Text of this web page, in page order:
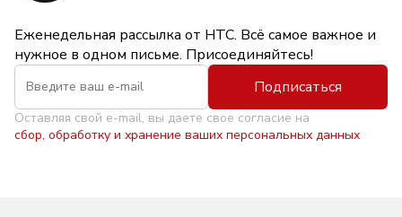
Еженедельная рассылка от НТС. Всё самое важное и
нужное в одном письме. Присоединяйтесь!
Подписаться
Оставляя свой e-mail, вы даете свое согласие на
сбор, обработку и хранение ваших персональных данных